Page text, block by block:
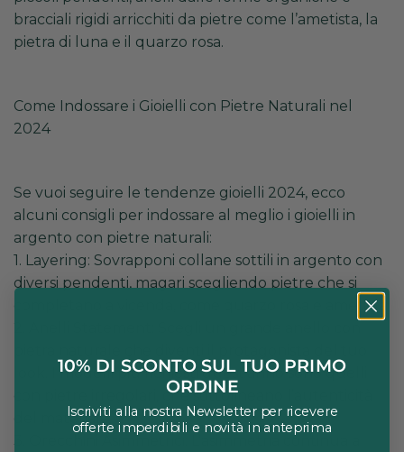
bracciali rigidi arricchiti da pietre come l’ametista, la
pietra di luna e il quarzo rosa.
Come Indossare i Gioielli con Pietre Naturali nel
2024
Se vuoi seguire le tendenze gioielli 2024, ecco
alcuni consigli per indossare al meglio i gioielli in
argento con pietre naturali:
1. Layering: Sovrapponi collane sottili in argento con
diversi pendenti, magari scegliendo pietre che si
completano a vicenda, come quarzo rosa e ametista.
look. I modelli più richiesti quest’anno sono quelli
con pietre irregolari, che sottolineano l’autenticità
del materiale.
3. Orecchini Asimmetrici: L’asimmetria continua a
10% DI SCONTO SUL TUO PRIMO
ORDINE
Iscriviti alla nostra Newsletter per ricevere
offerte imperdibili e novità in anteprima